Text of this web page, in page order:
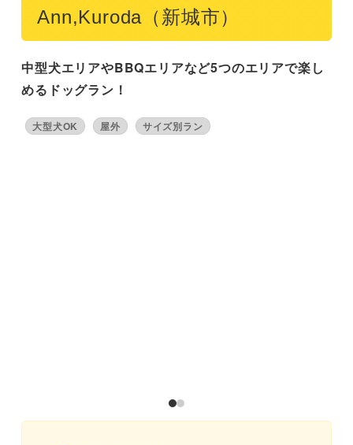
Ann,Kuroda（新城市）
中型犬エリアやBBQエリアなど5つのエリアで楽し
めるドッグラン！
大型犬OK 屋外 サイズ別ラン